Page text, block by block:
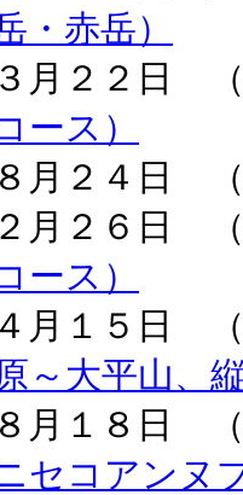
・赤岳）
月２２日 （
ース）
月２４日 （
月２６日 （
ース）
月１５日 （
～大平山、
月１８日 （
セコアンヌ